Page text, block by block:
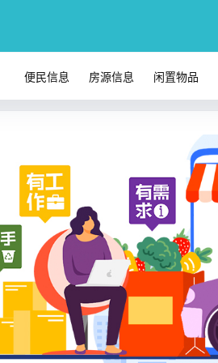
便民信息 房源信息 闲置物品